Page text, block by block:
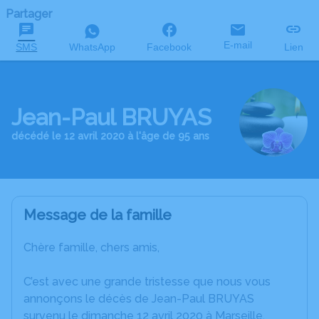
Partager
SMS WhatsApp Facebook E-mail Lien
Jean-Paul BRUYAS
décédé le 12 avril 2020 à l'âge de 95 ans
Message de la famille
Chère famille, chers amis,
C’est avec une grande tristesse que nous vous
annonçons le décès de Jean-Paul BRUYAS
survenu le dimanche 12 avril 2020 à Marseille.